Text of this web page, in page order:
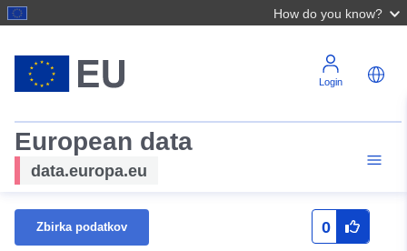
How do you know?
Login
European data
data.europa.eu
Zbirka podatkov 0